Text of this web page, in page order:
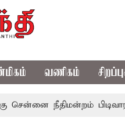
வணிகம்
நீதிமன்றம் பிடிவாராண்ட்